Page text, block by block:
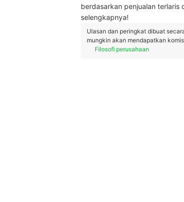
berdasarkan penjualan terlaris
selengkapnya!
Ulasan dan peringkat dibuat
mungkin akan mendapatkan
Filosofi perusahaan